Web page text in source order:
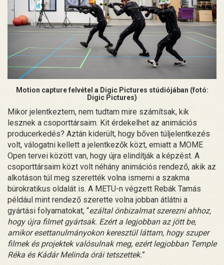
Motion capture felvétel a Digic Pictures stúdiójában (fotó:
Digic Pictures)
Mikor jelentkeztem, nem tudtam mire számítsak, kik
lesznek a csoporttársaim. Kit érdekelhet az animációs
producerkedés? Aztán kiderült, hogy bőven túljelentkezés
volt, válogatni kellett a jelentkezők közt, emiatt a MOME
Open tervei között van, hogy újra elindítják a képzést. A
csoporttársaim közt volt néhány animációs rendező, akik az
alkotáson túl meg szerették volna ismerni a szakma
bürokratikus oldalát is. A METU-n végzett Rebák Tamás
például mint rendező szerette volna jobban átlátni a
gyártási folyamatokat, “ezáltal önbizalmat szerezni ahhoz,
hogy újra filmet gyártsak. Ezért a legjobban az jött be,
amikor esettanulmányokon keresztül láttam, hogy szuper
filmek és projektek valósulnak meg, ezért legjobban Temple
Réka és Kádár Melinda órái tetszettek.”